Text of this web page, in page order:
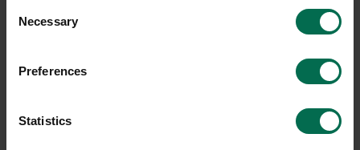
Selection
Necessary
Preferences
Statistics
Begagnad
Konferensstol Ral
Hyr från108
Konferensstol AAC123 Soft